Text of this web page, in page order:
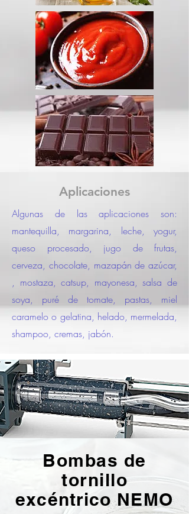
Aplicaciones
Algunas de las aplicaciones son:
mantequilla, margarina, leche, yogur,
queso procesado, jugo de frutas,
cerveza, chocolate, mazapán de azúcar,
, mostaza, catsup, mayonesa, salsa de
soya, puré de tomate, pastas, miel
caramelo o gelatina, helado, mermelada,
shampoo, cremas, jabón.
Bombas de
tornillo
excéntricoNEMO